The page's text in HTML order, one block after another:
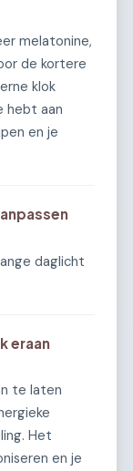
melatonine,
de kortere
klok
hebt aan
en je
daglicht
eraan
te laten
Het
en je